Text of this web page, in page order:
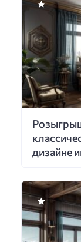
дизайне